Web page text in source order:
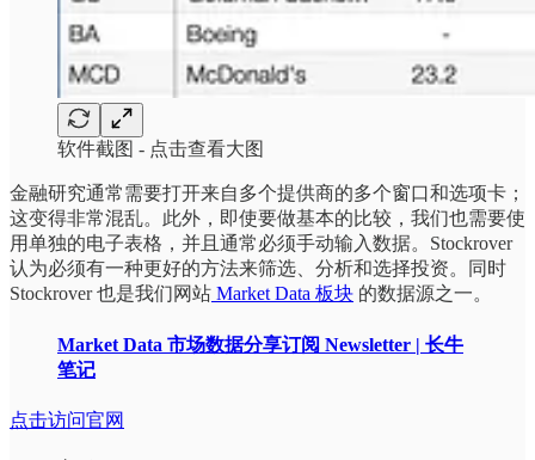
软件截图 - 点击查看大图
金融研究通常需要打开来自多个提供商的多个窗口和选项卡；
这变得非常混乱。此外，即使要做基本的比较，我们也需要使
用单独的电子表格，并且通常必须手动输入数据。Stockrover
认为必须有一种更好的方法来筛选、分析和选择投资。同时
Stockrover 也是我们网站 Market Data 板块 的数据源之一。
Market Data 市场数据分享订阅 Newsletter | 长牛
笔记
点击访问官网